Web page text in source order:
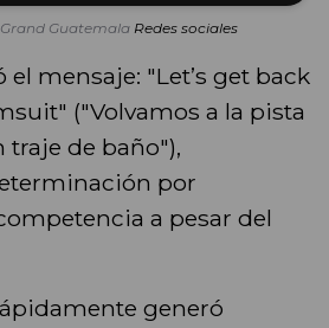
Guatemala Redes sociales
mensaje: "Let’s get back
("Volvamos a la pista
traje de baño"),
por
a pesar del
generó